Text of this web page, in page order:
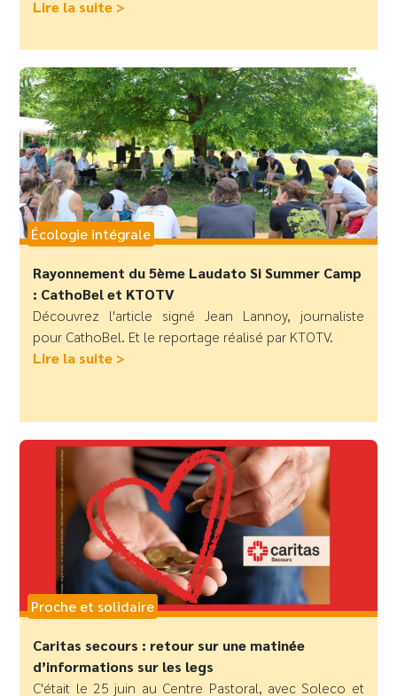
Lire la suite >
Écologie intégrale
Rayonnement du 5ème Laudato Si Summer Camp
: CathoBel et KTOTV
Découvrez l'article signé Jean Lannoy, journaliste
pour CathoBel. Et le reportage réalisé par KTOTV.
Lire la suite >
Proche et solidaire
Caritas secours : retour sur une matinée
d’informations sur les legs
C'était le 25 juin au Centre Pastoral, avec Soleco et